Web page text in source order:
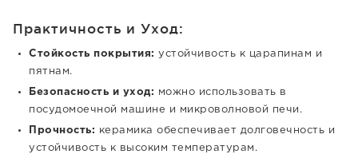
Практичность и Уход:
Стойкость покрытия: устойчивость к царапинам и
пятнам.
Безопасность и уход: можно использовать в
посудомоечной машине и микроволновой печи.
Прочность: керамика обеспечивает долговечность и
устойчивость к высоким температурам.